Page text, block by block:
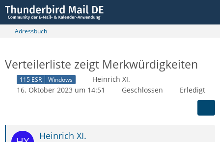
Adressbuch
Verteilerliste zeigt Merkwürdigkeiten
115 ESR Windows
Heinrich XI.
16. Oktober 2023 um 14:51
Geschlossen Erledigt
Heinrich XI.